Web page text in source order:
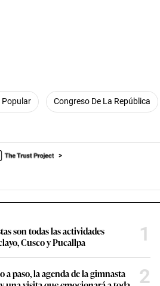
Popular Congreso De La República
son todas las actividades
Cusco y Pucallpa
1
a paso, la agenda de la gimnasta
2